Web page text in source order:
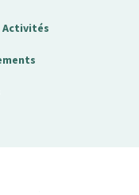
Activités